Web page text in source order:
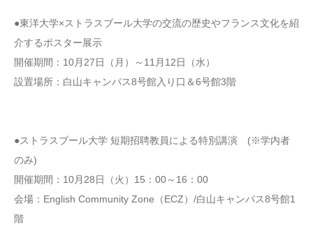
●東洋大学×ストラスブール大学の交流の歴史やフランス文化を紹
介するポスター展示
開催期間：10月27日（月）～11月12日（水）
設置場所：白山キャンパス8号館入り口＆6号館3階
●ストラスブール大学 短期招聘教員による特別講演 (※学内者
のみ)
開催期間：10月28日（火）15：00～16：00
会場：English Community Zone（ECZ）/白山キャンパス8号館1
階